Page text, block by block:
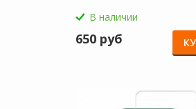
В наличии
650 руб